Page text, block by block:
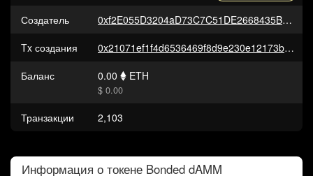
Создатель
0xf2E055D3204aD73C7C51DE2668435B76C727a92f
Tx создания
0x21071ef1f4d6536469f8d9e230e12173be0cad3ae9e13c0be2eadc58714b1e5e
Баланс
0.00 ETH
$ 0.00
Транзакции 2,103
Информация о токене Bonded dAMM